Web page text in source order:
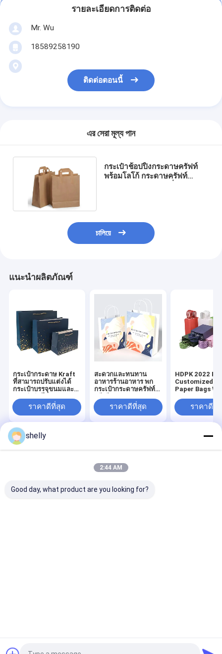
รายละเอียดการติดต่อ
Mr. Wu
18589258190
ติดต่อตอนนี้
এর সেরা মূল্য পান
กระเป๋าช้อปปิ้งกระดาษครัฟท์
พร้อมโลโก้ กระดาษครัฟท์
চালিয়ে
แนะนำผลิตภัณฑ์
กระเป๋ากระดาษ Kraft
ที่สามารถปรับแต่งได้
กระเป๋าบรรจุขนมและ
ราคาดีที่สุด
สะดวกและทนทาน
อาหารร้านอาหาร พก
กระเป๋ากระดาษครัฟท์
ราคาดีที่สุด
HDPK 2022
Customized
Paper Bags
ขวัญ กระเป๋ากร
ราคาดีที่
โรงงานในประเทศจีน.Copyright © 2025
Reserved.
shelly
2:44 AM
Good day, what product are you looking for?